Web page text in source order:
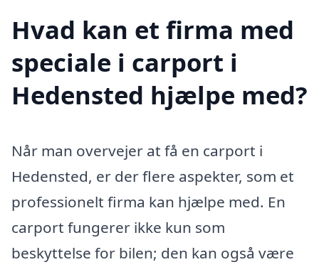
Hvad kan et firma med
speciale i carport i
Hedensted hjælpe med?
Når man overvejer at få en carport i
Hedensted, er der flere aspekter, som et
professionelt firma kan hjælpe med. En
carport fungerer ikke kun som
beskyttelse for bilen; den kan også være